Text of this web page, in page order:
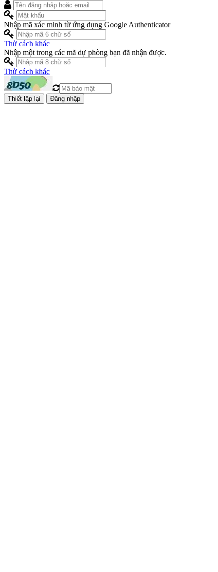
Nhập mã xác minh từ ứng dụng Google Authenticator
Thử cách khác
Nhập một trong các mã dự phòng bạn đã nhận được.
Thử cách khác
Đăng nhập